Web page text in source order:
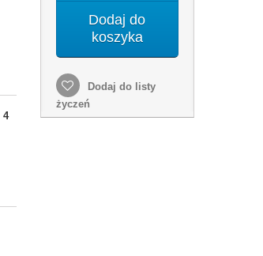
4
Dodaj do
koszyka
Dodaj do listy
życzeń